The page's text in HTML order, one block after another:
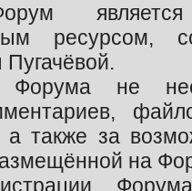
является
ресурсом,
Форума не
а также за
на